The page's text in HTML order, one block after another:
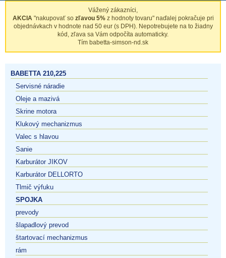
Vážený zákazníci,
AKCIA"nakupovať so zľavou 5%z hodnoty tovaru" naďalej pokračuje pri
objednávkach v hodnote nad 50 eur (s DPH). Nepotrebujete na to žiadny
kód, zľava sa Vám odpočíta automaticky.
Tím babetta-simson-nd.sk
BABETTA 210,225
Servisné náradie
Oleje a mazivá
Skrine motora
Klukový mechanizmus
Valec s hlavou
Sanie
Karburátor JIKOV
Karburátor DELLORTO
Tlmič výfuku
SPOJKA
prevody
šlapadlový prevod
štartovací mechanizmus
rám